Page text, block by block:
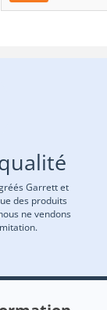
Garrett et
des produits
ne vendons